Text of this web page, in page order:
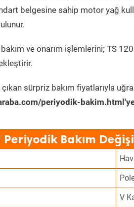
belgesine sahip motor yağ
ve onarım işlemlerini; TS
sürpriz bakım fiyatlarıyla
periyodik-
Periyodik Bakım
V